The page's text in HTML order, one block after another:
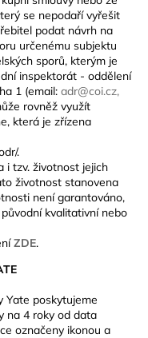
se nepodaří vyřešit
podat návrh na
určenému subjektu
sporů, kterým je
inspektorát - oddělení
1 (email: adr@coi.cz,
rovněž využít
která je zřízena
.
i tzv. životnost jejich
životnost stanovena
není garantováno,
kvalitativní nebo
ZDE.
Yate poskytujeme
na 4 roky od data
označeny ikonou a